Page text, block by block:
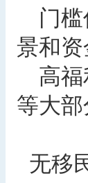
门槛
景和
高福
等大
无移